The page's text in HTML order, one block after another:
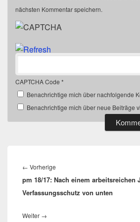
nächsten Kommentar speichern.
CAPTCHA Code *
Benachrichtige mich über nachfolgende
Benachrichtige mich über neue Beiträge
← Vorherige
Beitrag:
pm 18/17: Nach einem arbeitsreichen
Verfassungsschutz von unten
Weiter →